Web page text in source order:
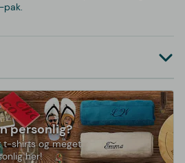
pak.
personlig?
t-shirts og meget
her!